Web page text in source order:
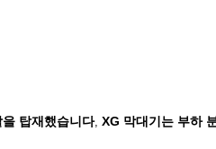
탑재했습니다, XG 막대기는 부하